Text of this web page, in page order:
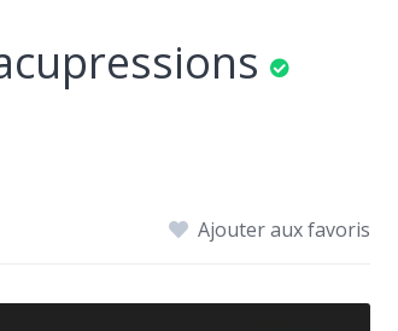
Ajouter aux favoris